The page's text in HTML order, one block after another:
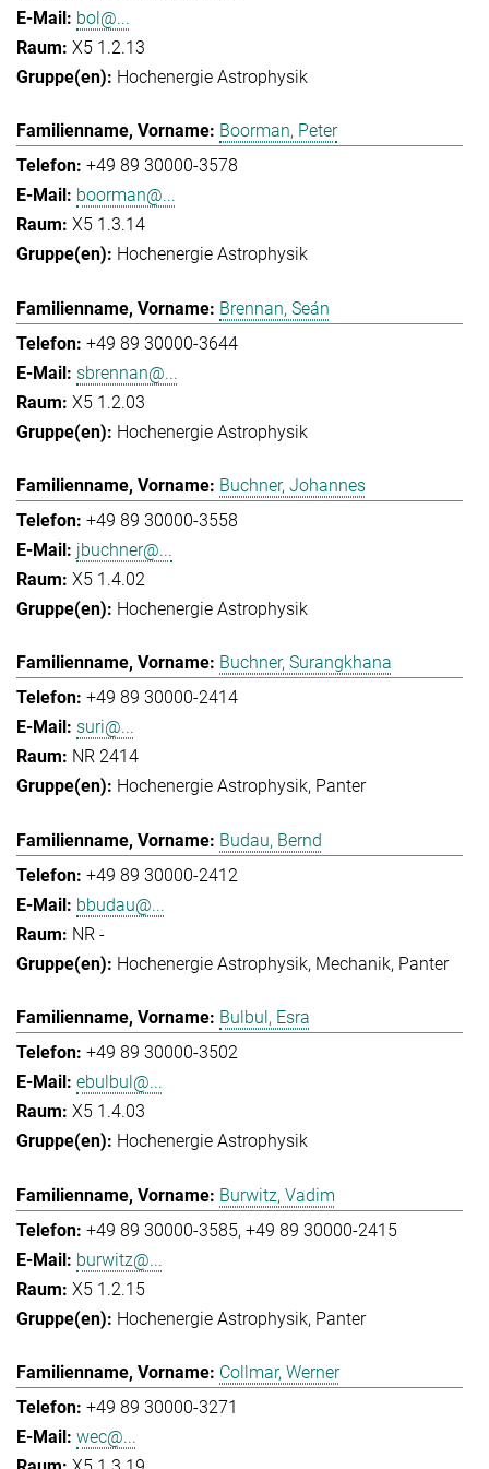
bol@...
X5 1.2.13
Hochenergie Astrophysik
Boorman, Peter
+49 89 30000-3578
boorman@...
X5 1.3.14
Hochenergie Astrophysik
Brennan, Seán
+49 89 30000-3644
sbrennan@...
X5 1.2.03
Hochenergie Astrophysik
Buchner, Johannes
+49 89 30000-3558
jbuchner@...
X5 1.4.02
Hochenergie Astrophysik
Buchner, Surangkhana
+49 89 30000-2414
suri@...
NR 2414
Hochenergie Astrophysik Panter
Budau, Bernd
+49 89 30000-2412
bbudau@...
NR -
Hochenergie Astrophysik Mechanik Panter
Bulbul, Esra
+49 89 30000-3502
ebulbul@...
X5 1.4.03
Hochenergie Astrophysik
Burwitz, Vadim
+49 89 30000-3585 +49 89 30000-2415
burwitz@...
X5 1.2.15
Hochenergie Astrophysik Panter
Collmar, Werner
+49 89 30000-3271
wec@...